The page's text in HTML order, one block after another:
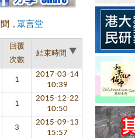
, 眾言堂
回覆
次數
結束時間
1
2017-03-14
10:39
1
2015-12-22
10:50
3
2015-09-13
15:57